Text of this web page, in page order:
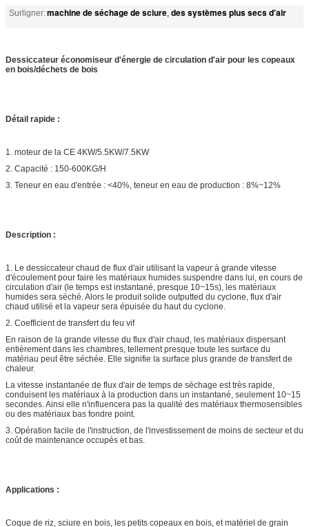
Surligner:machine de séchage de sciure, des systèmes plus secs d'air
Dessiccateur économiseur d'énergie de circulation d'air pour les copeaux
en bois/déchets de bois
Détail rapide :
1. moteur de la CE 4KW/5.5KW/7.5KW
2. Capacité : 150-600KG/H
3. Teneur en eau d'entrée : <40%, teneur en eau de production : 8%~12%
Description :
1. Le dessiccateur chaud de flux d'air utilisant la vapeur à grande vitesse
d'écoulement pour faire les matériaux humides suspendre dans lui, en cours de
circulation d'air (le temps est instantané, presque 10~15s), les matériaux
humides sera séché. Alors le produit solide outputted du cyclone, flux d'air
chaud utilisé et la vapeur sera épuisée du haut du cyclone.
2. Coefficient de transfert du feu vif
En raison de la grande vitesse du flux d'air chaud, les matériaux dispersant
entièrement dans les chambres, tellement presque toute les surface du
matériau peut être séchée. Elle signifie la surface plus grande de transfert de
chaleur.
La vitesse instantanée de flux d'air de temps de séchage est très rapide,
conduisent les matériaux à la production dans un instantané, seulement 10~15
secondes. Ainsi elle n'influencera pas la qualité des matériaux thermosensibles
ou des matériaux bas fondre point.
3. Opération facile de l'instruction, de l'investissement de moins de secteur et du
coût de maintenance occupés et bas.
Applications :
Coque de riz, sciure en bois, les petits copeaux en bois, et matériel de grain